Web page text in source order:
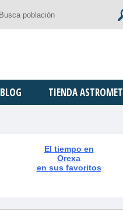
BLOG TIENDA ASTROMET
El tiempo en
Orexa
en sus favoritos